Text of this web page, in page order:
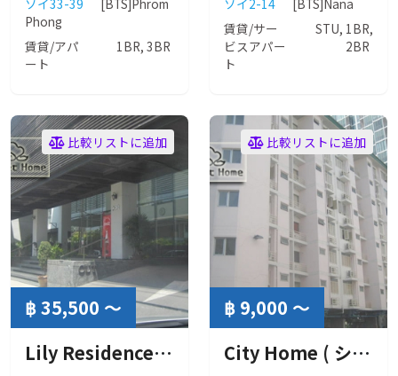
ソイ33-39
[BTS]Phrom
Phong
賃貸/アパ
ート
1BR, 3BR
ソイ2-14
[BTS]Nana
賃貸/サー
ビスアパー
ト
STU, 1BR,
2BR
比較リストに追加
฿ 35,500 ～
Lily Residence ( リリー レジデンス ）
比較リストに追加
฿ 9,000 ～
City Home ( シティホーム ）